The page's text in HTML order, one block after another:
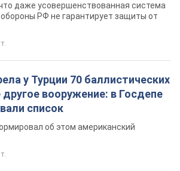
даже усовершенствованная система
РФ не гарантирует защиты от
у Турции 70 баллистических
другое вооружение: в Госдепе
список
об этом американский